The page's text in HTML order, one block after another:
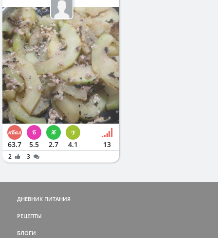
63.7 5.5 2.7 4.1 13
2 3
ДНЕВНИК ПИТАНИЯ
РЕЦЕПТЫ
БЛОГИ